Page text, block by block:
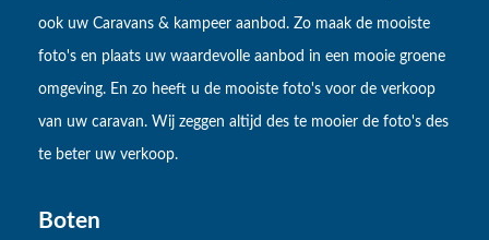
ook uw Caravans & kampeer aanbod. Zo maak de mooiste
foto's en plaats uw waardevolle aanbod in een mooie groene
omgeving. En zo heeft u de mooiste foto's voor de verkoop
van uw caravan. Wij zeggen altijd des te mooier de foto's des
te beter uw verkoop.
Boten